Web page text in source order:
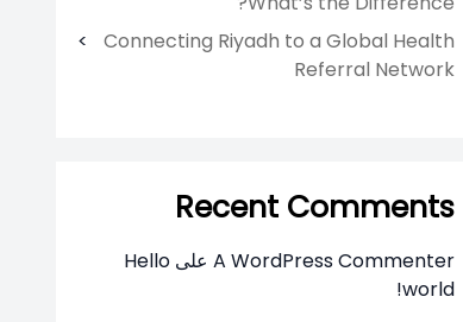
Connecting Riyadh to a Global Health
Referral Network
Recent Comments
A WordPress Commenter على Hello
world!